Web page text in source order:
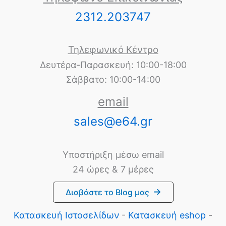
2312.203747
Τηλεφωνικό Κέντρο
Δευτέρα-Παρασκευή: 10:00-18:00
Σάββατο: 10:00-14:00
email
sales@e64.gr
Υποστήριξη μέσω email
24 ώρες & 7 μέρες
Διαβάστε το Blog μας
Κατασκευή Ιστοσελίδων - Κατασκευή eshop -